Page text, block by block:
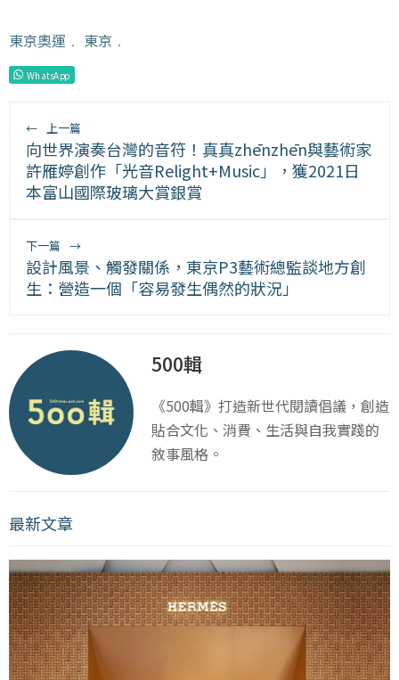
東京奧運 ﹒ 東京 ﹒
WhatsApp
← 上一篇
向世界演奏台灣的音符！真真zhēnzhēn與藝術家
許雁婷創作「光音Relight+Music」，獲2021日
本富山國際玻璃大賞銀賞
下一篇 →
設計風景、觸發關係，東京P3藝術總監談地方創
生：營造一個「容易發生偶然的狀況」
500輯
《500輯》打造新世代閱讀倡議，創造
貼合文化、消費、生活與自我實踐的
敘事風格。
最新文章